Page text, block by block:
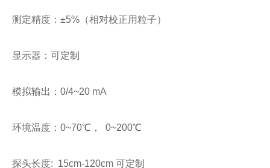
测定精度：±5%（相对校正用粒子）
显示器：可定制
模拟输出：0/4~20 mA
环境温度：0~70℃， 0~200℃
探头长度: 15cm-120cm 可定制